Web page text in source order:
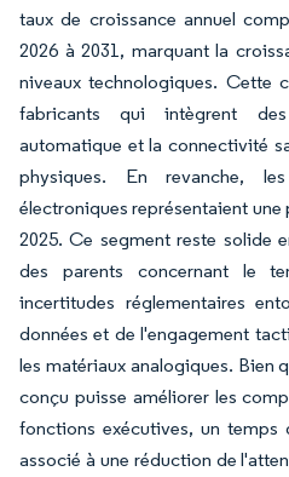
taux de croissance annuel
2026 à 2031, marquant la
niveaux technologiques. Cette
fabricants qui intègrent des
automatique et la connectivité
physiques. En revanche,
électroniques représentaient une
2025. Ce segment reste solide
des parents concernant le
incertitudes réglementaires
données et de l'engagement
les matériaux analogiques. Bien
conçu puisse améliorer les
fonctions exécutives, un temps
associé à une réduction de